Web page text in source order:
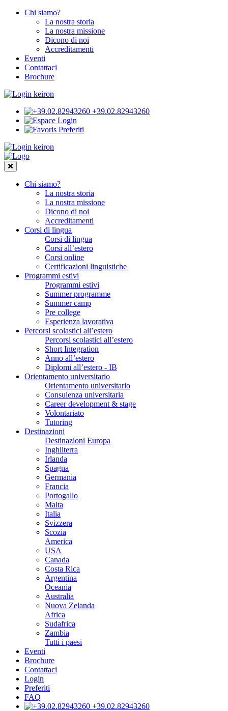
Chi siamo?
La nostra storia
La nostra missione
Dicono di noi
Accreditamenti
Eventi
Contattaci
Brochure
+39.02.82943260
Login
Preferiti
Chi siamo?
La nostra storia
La nostra missione
Dicono di noi
Accreditamenti
Corsi di lingua
Corsi di lingua
Corsi all’estero
Corsi online
Certificazioni linguistiche
Programmi estivi
Programmi estivi
Summer programme
Summer camp
Pre college
Esperienza lavorativa
Percorsi scolastici all’estero
Percorsi scolastici all’estero
Short Integration
Anno all’estero
Diplomi all’estero - IB
Orientamento universitario
Orientamento universitario
Consulenza universitaria
Career development & stage
Volontariato
Tutoring
Destinazioni
Destinazioni Europa
Inghilterra
Irlanda
Spagna
Germania
Francia
Portogallo
Malta
Italia
Svizzera
Scozia
America
USA
Canada
Costa Rica
Argentina
Oceania
Australia
Nuova Zelanda
Africa
Sudafrica
Zambia
Tutti i paesi
Eventi
Brochure
Contattaci
Login
Preferiti
FAQ
+39.02.82943260